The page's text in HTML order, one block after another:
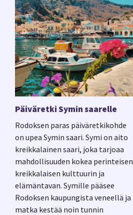
Päiväretki Symin saarelle
Rodoksen paras päiväretkikohde
on upea Symin saari. Symi on aito
kreikkalainen saari, joka tarjoaa
mahdollisuuden kokea perinteisen
kreikkalaisen kulttuurin ja
elämäntavan. Symille pääsee
Rodoksen kaupungista veneellä ja
matka kestää noin tunnin